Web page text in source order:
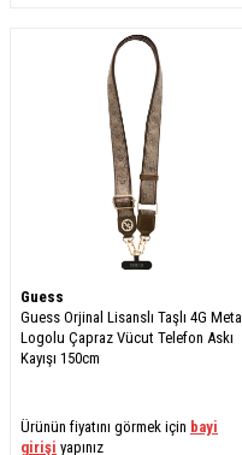
Guess
Guess Orjinal Lisanslı Taşlı 4G Metal
Logolu Çapraz Vücut Telefon Askı
Kayışı 150cm
Ürünün fiyatını görmek için bayi
girişi yapınız